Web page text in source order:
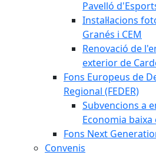
Pavelló
Instal·lacions
Granés i CEM
Renovació de
exterior de
Fons Europeus de
Regional (FEDER)
Subvencions a
Economia
Fons Next
Convenis